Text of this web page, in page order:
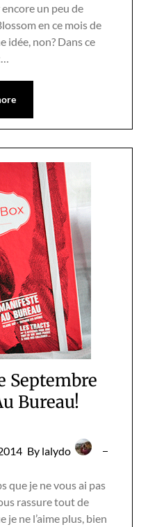
un peu de
en ce mois de
idée, non? Dans ce
Septembre
Bureau!
By lalydo
que je ne vous ai pas
rassure tout de
je ne l’aime plus, bien